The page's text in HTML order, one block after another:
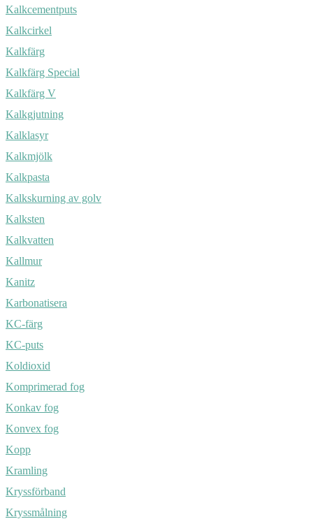
Kalkcementputs
Kalkcirkel
Kalkfärg
Kalkfärg Special
Kalkfärg V
Kalkgjutning
Kalklasyr
Kalkmjölk
Kalkpasta
Kalkskurning av golv
Kalksten
Kalkvatten
Kallmur
Kanitz
Karbonatisera
KC-färg
KC-puts
Koldioxid
Komprimerad fog
Konkav fog
Konvex fog
Kopp
Kramling
Kryssförband
Kryssmålning